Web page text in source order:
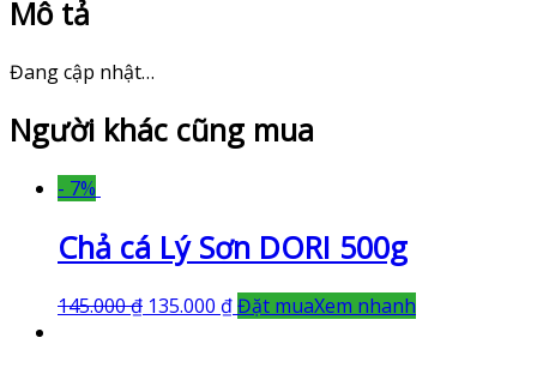
450g
lượng
Mô tả
Đang cập nhật…
Người khác cũng mua
- 7%
Chả cá Lý Sơn DORI 500g
145.000₫ 135.000 ₫Đặt muaXem nhanh